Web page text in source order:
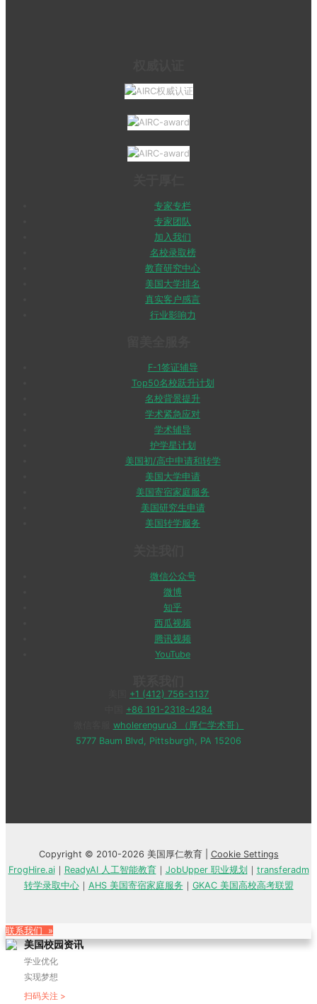
专家专栏
专家团队
加入我们
名校录取榜
教育研究中心
美国大学排名
真实客户感言
行业影响力
F-1签证辅导
Top50名校跃升计划
名校背景提升
学术紧急应对
学术辅导
护学星计划
美国初/高中申请和转学
美国大学申请
美国寄宿家庭服务
美国研究生申请
美国转学服务
微信公众号
微博
知乎
西瓜视频
腾讯视频
YouTube
+1 (412) 756-3137
+86 191-2318-4284
wholerenguru3 （厚仁学术哥）
5777 Baum Blvd, Pittsburgh, PA 15206
Copyright © 2010-2026 美国厚仁教育 | Cookie Settings
FrogHire.ai｜ ReadyAI 人工智能教育｜ JobUpper 职业规划 ｜ transferadm
转学录取中心｜ AHS 美国寄宿家庭服务 ｜ GKAC 美国高校高考联盟
联系我们 »
美国校园资讯
学业优化
实现梦想
扫码关注 >